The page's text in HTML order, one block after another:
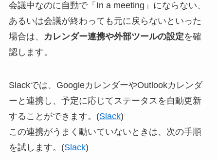
会議中なのに自動で「In a meeting」にならない、
あるいは会議が終わっても元に戻らないといった
場合は、
カレンダー連携や外部ツールの設定を確
認します。
Slackでは、GoogleカレンダーやOutlookカレンダ
ーと連携し、予定に応じてステータスを自動更新
することができます。(Slack)
この連携がうまく動いていないときは、次の手順
を試します。(Slack)